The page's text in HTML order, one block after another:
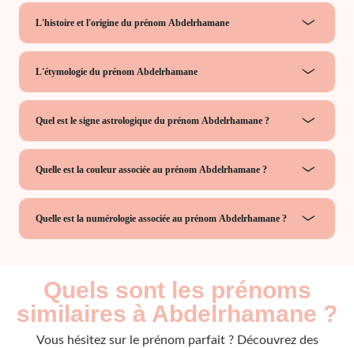
L'histoire et l'origine du prénom Abdelrhamane
L'étymologie du prénom Abdelrhamane
Quel est le signe astrologique du prénom Abdelrhamane ?
Quelle est la couleur associée au prénom Abdelrhamane ?
Quelle est la numérologie associée au prénom Abdelrhamane ?
Quels sont les prénoms
similaires à Abdelrhamane ?
Vous hésitez sur le prénom parfait ? Découvrez des